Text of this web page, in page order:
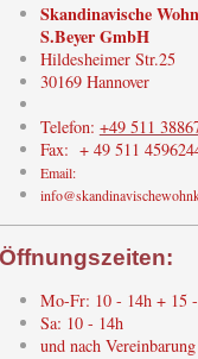
Skandinavische
S.Beyer GmbH
Hildesheimer Str.25
30169 Hannover
Telefon: +49 511
Fax: + 49 511
Email:
Öffnungszeiten:
Mo-Fr: 10 - 14h + 15
Sa: 10 - 14h
und nach Vereinbarung